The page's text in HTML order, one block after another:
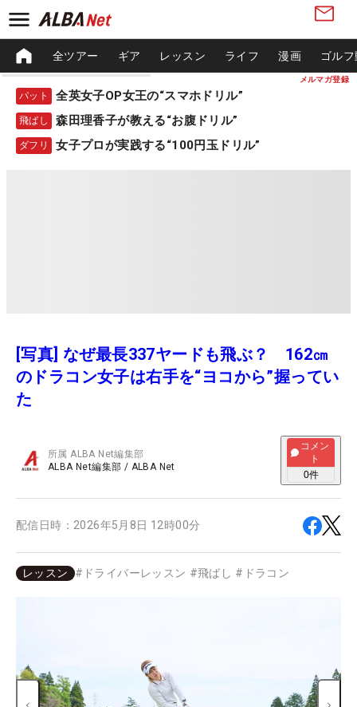
メルマガ登録
全ツアー ギア レッスン ライフ 漫画 ゴル
パット 全英女子OP女王の“スマホドリル”
飛ばし 森田理香子が教える“お腹ドリル”
ダフリ 女子プロが実践する“100円玉ドリル”
[写真] なぜ最長337ヤードも飛ぶ？ 162㎝
のドラコン女子は右手を“ヨコから”握ってい
た
所属ALBA Net編集部
ALBA Net編集部 / ALBA Net
コメン
ト
0件
配信日時： 2026年5月8日 12時00分
レッスン # ドライバーレッスン #飛ばし # ドラコン